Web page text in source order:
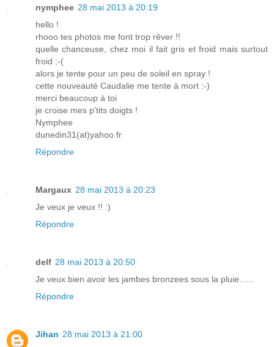
nymphee 28 mai 2013 à 20:19
hello !
rhooo tes photos me font trop rêver !!
quelle chanceuse, chez moi il fait gris et froid mais surtout
froid ;-(
alors je tente pour un peu de soleil en spray !
cette nouveauté Caudalie me tente à mort :-)
merci beaucoup à toi
je croise mes p'tits doigts !
Nymphee
dunedin31(at)yahoo.fr
Répondre
Margaux 28 mai 2013 à 20:23
Je veux je veux !! :)
Répondre
delf 28 mai 2013 à 20:50
Je veux bien avoir les jambes bronzees sous la pluie......
Répondre
Jihan 28 mai 2013 à 21:00